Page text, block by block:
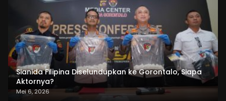
Sianida Filipina Diselundupkan ke Gorontalo, Siapa
Aktornya?
Mei 6, 2026